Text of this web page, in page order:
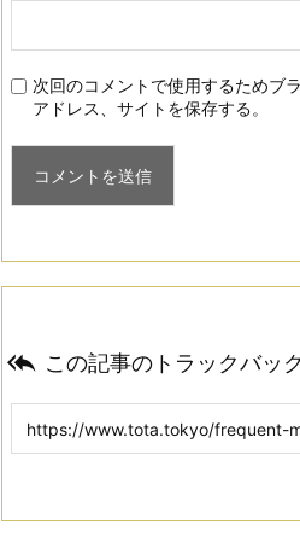
次回のコメントで使用するためブ
アドレス、サイトを保存する。
 この記事のトラックバッ